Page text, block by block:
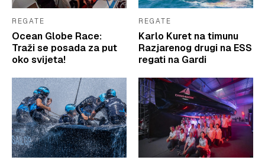
REGATE
Ocean Globe Race:
Traži se posada za put
oko svijeta!
REGATE
Karlo Kuret na timunu
Razjarenog drugi na ESS
regati na Gardi